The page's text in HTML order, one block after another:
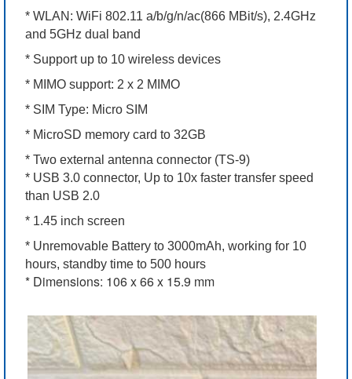
* WLAN: WiFi 802.11 a/b/g/n/ac(866 MBit/s), 2.4GHz
and 5GHz dual band
* Support up to 10 wireless devices
* MIMO support: 2 x 2 MIMO
* SIM Type: Micro SIM
* MicroSD memory card to 32GB
* Two external antenna connector (TS-9)
* USB 3.0 connector, Up to 10x faster transfer speed
than USB 2.0
* 1.45 inch screen
* Unremovable Battery to 3000mAh, working for 10
hours, standby time to 500 hours
* Dimensions: 106 x 66 x 15.9 mm